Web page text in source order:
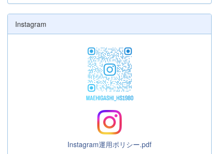
Instagram
Instagram運用ポリシー.pdf